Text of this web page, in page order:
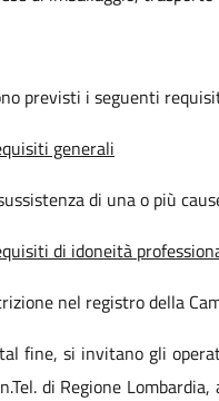
previsti i seguenti
generali
di una o più
di idoneità
nel registro della
fine, si invitano gli
di Regione